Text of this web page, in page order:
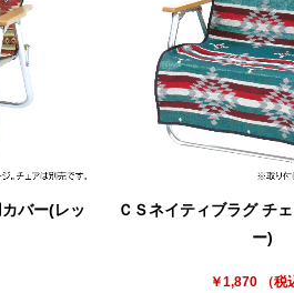
バー(レッ
ＣＳネイティブラグ チ
ー)
￥1,870 （税